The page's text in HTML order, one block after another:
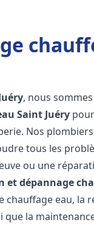
, nous
Saint Juéry
Nos
tous les
ou une
et dépannage
chauffage eau,
que la